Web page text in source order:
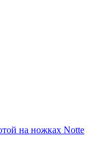
на ножках Notte